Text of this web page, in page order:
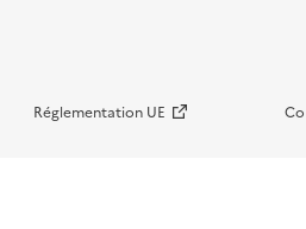
Réglementation UE